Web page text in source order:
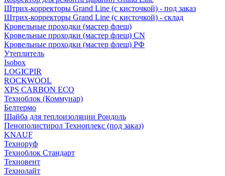
Штрих-корректоры Grand Line (с кисточкой) - под заказ
Штрих-корректоры Grand Line (с кисточкой) - склад
Кровельные проходки (мастер флеш)
Кровельные проходки (мастер флеш) CN
Кровельные проходки (мастер флеш) РФ
Утеплитель
Isobox
LOGICPIR
ROCKWOOL
XPS CARBON ECO
Техноблок (Коммунар)
Белтермо
Шайба для теплоизоляции Рондоль
Пенополистирол Техноплекс (под заказ)
KNАUF
Технoруф
Техноблок Стандарт
Техновент
Технолайт